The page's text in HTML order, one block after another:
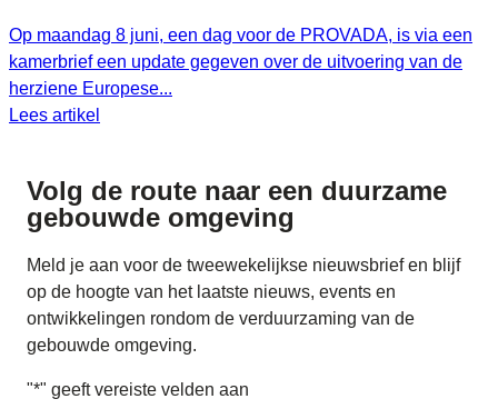
Op maandag 8 juni, een dag voor de PROVADA, is via een
kamerbrief een update gegeven over de uitvoering van de
herziene Europese...
Lees artikel
Volg de route naar een duurzame
gebouwde omgeving
Meld je aan voor de tweewekelijkse nieuwsbrief en blijf
op de hoogte van het laatste nieuws, events en
ontwikkelingen rondom de verduurzaming van de
gebouwde omgeving.
"*" geeft vereiste velden aan